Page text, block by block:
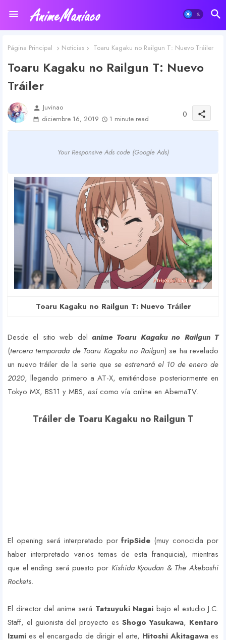
Página Principal Noticias Toaru Kagaku no Railgun T: Nuevo Tráiler
Toaru Kagaku no Railgun T: Nuevo
Tráiler
person Juvinao
diciembre 16, 2019
1 minute read 0 share
Your Responsive Ads code (Google Ads)
Toaru Kagaku no Railgun T: Nuevo Tráiler
Desde el sitio web del anime Toaru Kagaku no Railgun T
(tercera temporada de Toaru Kagaku no Railgun) se ha revelado
un nuevo tráiler de la serie que se estrenará el 10 de enero de
2020, llegando primero a AT-X, emitiéndose posteriormente en
Tokyo MX, BS11 y MBS, así como vía online en AbemaTV.
Tráiler de Toaru Kagaku no Railgun T
El opening será interpretado porfripSide (muy conocida por
haber interpretado varios temas de esta franquicia), mientras
que el ending será puesto por Kishida Kyoudan & The Akeboshi
Rockets.
El director del anime será Tatsuyuki Nagai bajo el estudio J.C.
Staff, el guionista del proyecto es Shogo Yasukawa, Kentaro
Izumi es el encargado de dirigir el arte, Hitoshi Akitagawa es